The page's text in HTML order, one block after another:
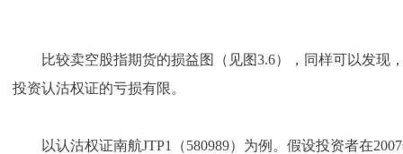
比较卖空股指期货的损益图（见图3.6），同样可以发现
投资认沽权证的亏损有限。
以认沽权证南航JTP1（580989）为例。假设投资者在2007